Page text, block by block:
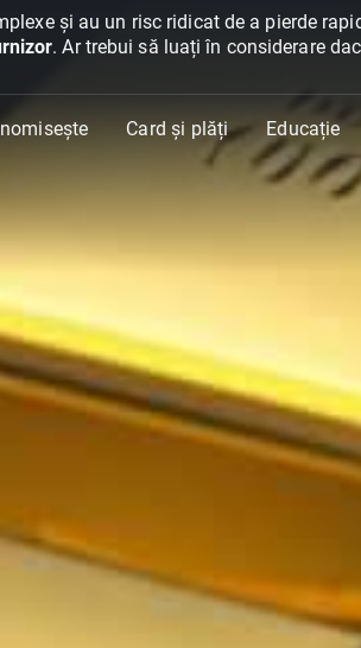
și au un risc ridicat de a pierde
. Ar trebui să luați în considerare
Card și plăți Educație